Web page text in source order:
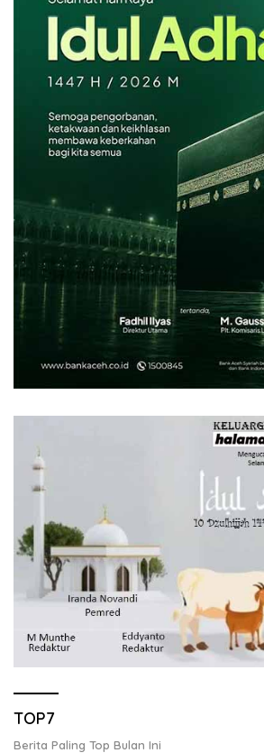
TOP7
Berita Paling Top Bulan Ini